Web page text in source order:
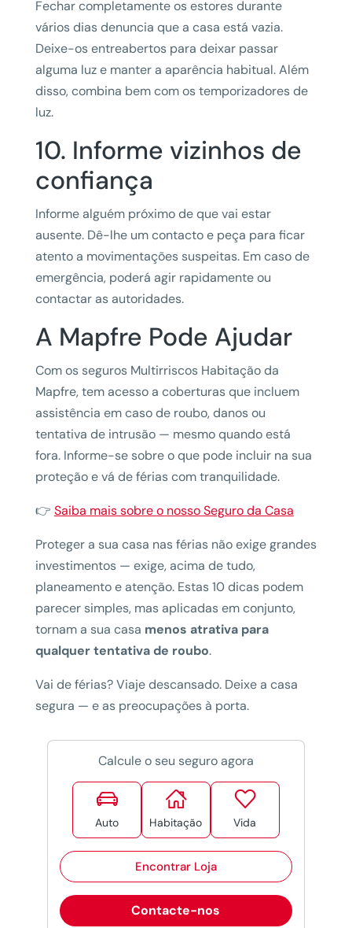
Fechar completamente os estores durante
vários dias denuncia que a casa está vazia.
Deixe-os entreabertos para deixar passar
alguma luz e manter a aparência habitual. Além
disso, combina bem com os temporizadores de
luz.
10. Informe vizinhos de
confiança
Informe alguém próximo de que vai estar
ausente. Dê-lhe um contacto e peça para ficar
atento a movimentações suspeitas. Em caso de
emergência, poderá agir rapidamente ou
contactar as autoridades.
A Mapfre Pode Ajudar
Com os seguros Multirriscos Habitação da
Mapfre, tem acesso a coberturas que incluem
assistência em caso de roubo, danos ou
tentativa de intrusão — mesmo quando está
fora. Informe-se sobre o que pode incluir na sua
proteção e vá de férias com tranquilidade.
👉 Saiba mais sobre o nosso Seguro da Casa
Proteger a sua casa nas férias não exige grandes
investimentos — exige, acima de tudo,
planeamento e atenção. Estas 10 dicas podem
parecer simples, mas aplicadas em conjunto,
tornam a sua casa menos atrativa para
qualquer tentativa de roubo.
Vai de férias? Viaje descansado. Deixe a casa
segura — e as preocupações à porta.
Calcule o seu seguro agora

Auto

Habitação

Vida
Encontrar Loja
Contacte-nos